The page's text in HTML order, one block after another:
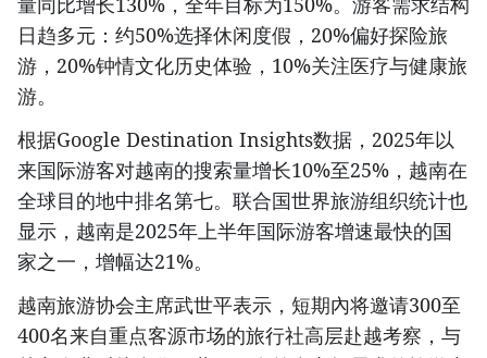
日趋多元：约50%选择休闲度假，20%偏好探险旅
游，20%钟情文化历史体验，10%关注医疗与健康旅
游。
根据Google Destination Insights数据，2025年以
来国际游客对越南的搜索量增长10%至25%，越南在
全球目的地中排名第七。联合国世界旅游组织统计也
显示，越南是2025年上半年国际游客增速最快的国
家之一，增幅达21%。
越南旅游协会主席武世平表示，短期內将邀请300至
400名来自重点客源市场的旅行社高层赴越考察，与